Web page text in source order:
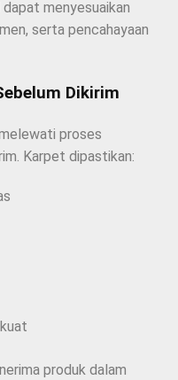
dapat menyesuaikan
serta pencahayaan
Dikirim
proses
Karpet dipastikan:
produk dalam